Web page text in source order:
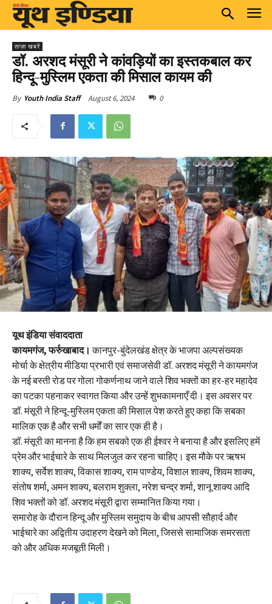
ताज़ा खबरें
डॉ. अरशद मंसूरी ने कांवड़ियों का इस्तकबाल कर
हिन्दू-मुस्लिम एकता की मिसाल कायम की
By Youth India Staff August 6, 2024 0
यूथ इंडिया संवाददाता
कायमगंज, फर्रुखाबाद। कानपुर-बुंदेलखंड क्षेत्र के भाजपा अल्पसंख्यक
मोर्चा के क्षेत्रीय मीडिया प्रभारी एवं समाजसेवी डॉ. अरशद मंसूरी ने कायमगंज
के नई बस्ती रोड पर गोला गोकर्णनाथ जाने वाले शिव भक्तों का हर-हर महादेव
का पटका पहनाकर स्वागत किया और उन्हें शुभकामनाएँ दी। इस अवसर पर
डॉ. मंसूरी ने हिन्दू-मुस्लिम एकता की मिसाल पेश करते हुए कहा कि सबका
मालिक एक है और सभी धर्मों का सार एक ही है।
डॉ. मंसूरी का मानना है कि हम सबको एक ही ईश्वर ने बनाया है और इसलिए हमें
प्रेम और भाईचारे के साथ मिलजुल कर रहना चाहिए। इस मौके पर ऋषभ
शाक्य, सर्वेश शाक्य, विकास शाक्य, राम पाण्डेय, विशाल शाक्य, शिवम शाक्य,
संतोष शर्मा, अमन शाक्य, बलराम शुक्ला, नरेश चन्द्र शर्मा, शानू शाक्य आदि
शिव भक्तों को डॉ. अरशद मंसूरी द्वारा सम्मानित किया गया।
समारोह के दौरान हिन्दू और मुस्लिम समुदाय के बीच आपसी सौहार्द और
भाईचारे का अद्वितीय उदाहरण देखने को मिला, जिससे सामाजिक समरसता
को और अधिक मजबूती मिली।